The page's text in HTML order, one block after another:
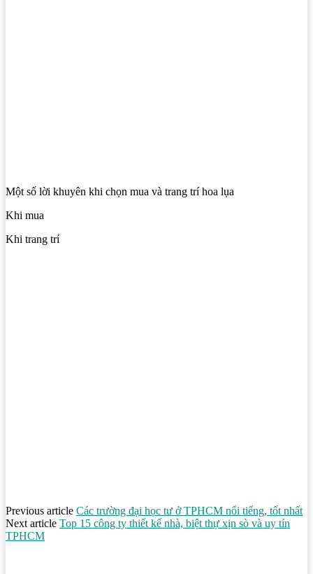
Một số lời khuyên khi chọn mua và trang trí hoa lụa
Khi mua
Khi trang trí
Previous article Các trường đại học tư ở TPHCM nổi tiếng, tốt nhất
Next article Top 15 công ty thiết kế nhà, biệt thự xịn sò và uy tín
TPHCM